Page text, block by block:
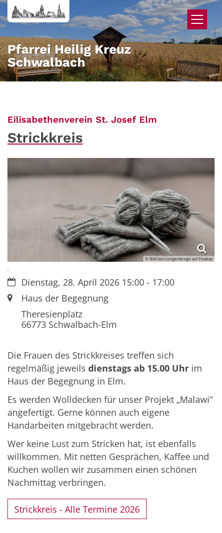
Zum Inhalt springen
Pfarrei Heilig Kreuz
Schwalbach
Eilisabethenverein St. Josef Elm
Strickkreis
© Bild von congerdesign auf Pixabay
.
Datum:Dienstag, 28. April 2026 15:00 - 17:00
Ort:Haus der Begegnung
Theresienplatz
66773 Schwalbach-Elm
Die Frauen des Strickkreises treffen sich
regelmäßig jeweils dienstags ab 15.00 Uhr im
Haus der Begegnung in Elm.
Es werden Wolldecken für unser Projekt „Malawi“
angefertigt. Gerne können auch eigene
Handarbeiten mitgebracht werden.
Wer keine Lust zum Stricken hat, ist ebenfalls
willkommen. Mit netten Gesprächen, Kaffee und
Kuchen wollen wir zusammen einen schönen
Nachmittag verbringen.
Strickkreis - Alle Termine 2026